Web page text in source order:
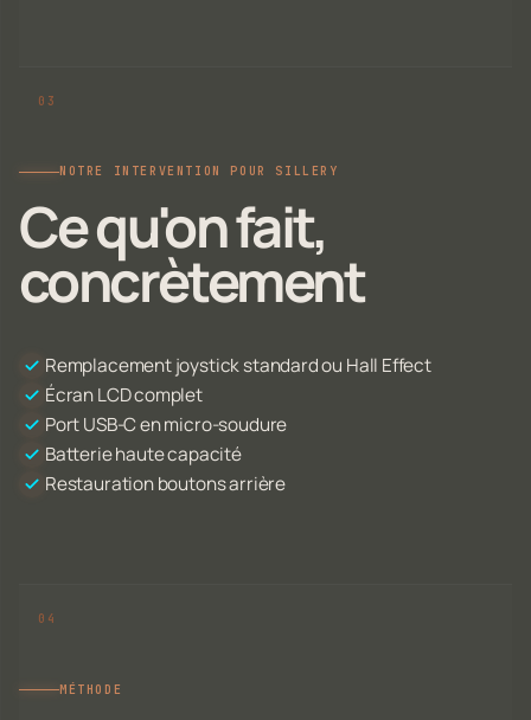
NOTRE INTERVENTION POUR SILLERY
Ce qu'on fait,
concrètement
Remplacement joystick standard ou Hall Effect
Écran LCD complet
Port USB-C en micro-soudure
Batterie haute capacité
Restauration boutons arrière
MÉTHODE